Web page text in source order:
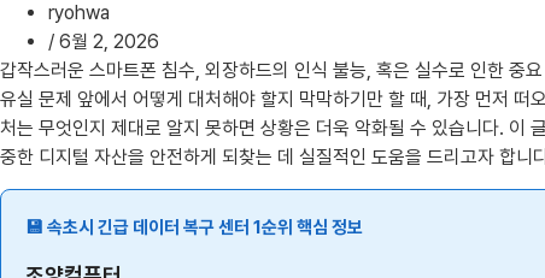
ryohwa
/ 6월 2, 2026
갑작스러운 스마트폰 침수, 외장하드의 인식 불능, 혹은 실수로 인한 중
유실 문제 앞에서 어떻게 대처해야 할지 막막하기만 할 때, 가장 먼저 떠
처는 무엇인지 제대로 알지 못하면 상황은 더욱 악화될 수 있습니다. 이
중한 디지털 자산을 안전하게 되찾는 데 실질적인 도움을 드리고자 합
💾 속초시 긴급 데이터 복구 센터 1순위 핵심 정보